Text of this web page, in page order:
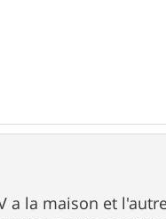
a la maison et